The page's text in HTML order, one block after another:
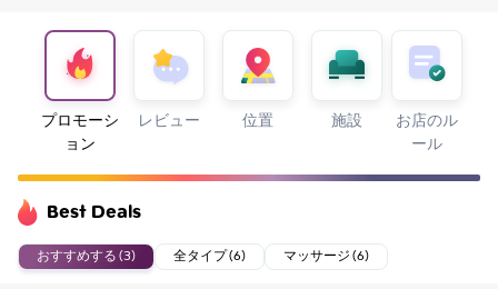
プロモーシ
ョン
レビュー 位置 施設 お店のル
ール
Best Deals
おすすめする (3) 全タイプ (6) マッサージ (6)